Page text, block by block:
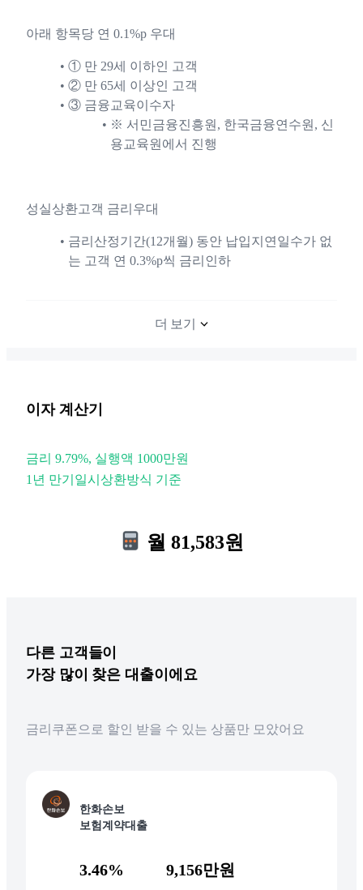
아래 항목당 연 0.1%p 우대
① 만 29세 이하인 고객
② 만 65세 이상인 고객
③ 금융교육이수자
※ 서민금융진흥원, 한국금융연수원, 신
용교육원에서 진행
성실상환고객 금리우대
금리산정기간(12개월) 동안 납입지연일수가 없
는 고객 연 0.3%p씩 금리인하
더 보기
이자 계산기
금리 9.79%, 실행액 1000만원
1년 만기일시상환방식 기준
월 81,583원
다른 고객들이
가장 많이 찾은 대출이에요
금리쿠폰으로 할인 받을 수 있는 상품만 모았어요
한화손보
보험계약대출
3.46% 9,156만원